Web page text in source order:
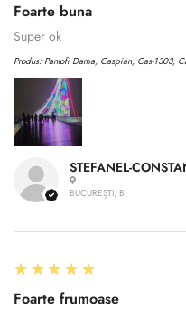
BUCUREȘTI, B
Foarte buna
Super ok
Produs: Pantofi Dama, Caspian, Cas-1303,
5
★★★★★
Foarte frumoase